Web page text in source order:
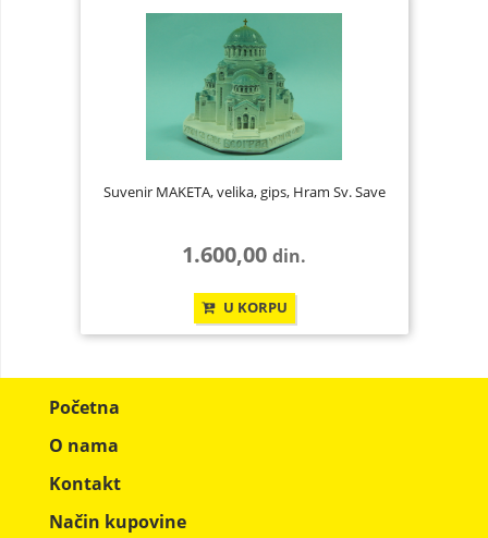
Suvenir MAKETA, velika, gips, Hram Sv. Save
1.600,00din.
U KORPU
Početna
O nama
Kontakt
Način kupovine